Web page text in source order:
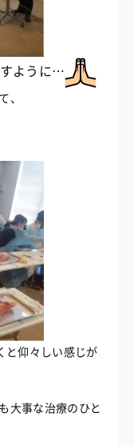
すように…
、
と仰々しい感じが
大事な治療のひと